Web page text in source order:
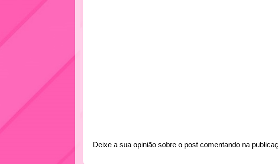
Deixe a sua opinião sobre o post comentando na